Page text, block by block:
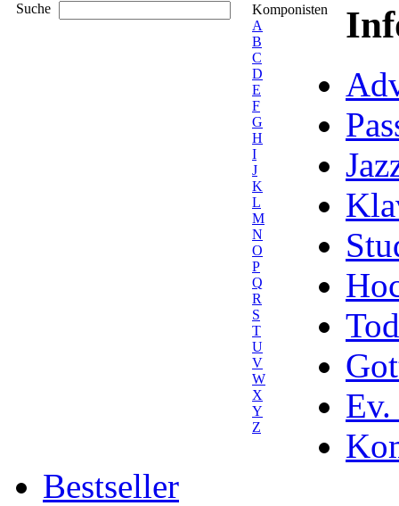
Suche
Komponisten
A
B
C
D
E
F
G
H
I
J
K
L
M
N
O
P
Q
R
S
T
U
V
W
X
Y
Z
Ev.
Bestseller